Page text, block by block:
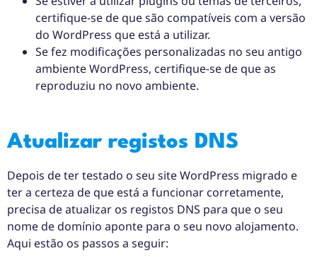
certifique-se de que são compatíveis com a versão
do WordPress que está a utilizar.
Se fez modificações personalizadas no seu antigo
ambiente WordPress, certifique-se de que as
reproduziu no novo ambiente.
Atualizar registos DNS
Depois de ter testado o seu site WordPress migrado e
ter a certeza de que está a funcionar corretamente,
precisa de atualizar os registos DNS para que o seu
nome de domínio aponte para o seu novo alojamento.
Aqui estão os passos a seguir: